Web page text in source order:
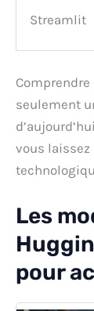
Streamlit
seulement
vous
Les
pour